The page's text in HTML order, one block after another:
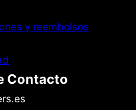
y reembolsos
Contacto